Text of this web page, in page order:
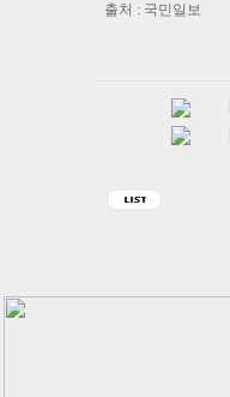
출처 : 국민일보